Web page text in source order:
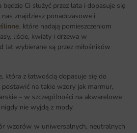
Ci służyć przez lata i dopasuje się
znajdziesz ponadczasowe i
, które nadają pomieszczeniom
liście, kwiaty i drzewa w
lat wybierane są przez miłośników
która z łatwością dopasuje się do
na takie wzory jak marmur,
– w szczególności na akwarelowe
nie wyjdą z mody.
wzorów w uniwersalnych, neutralnych